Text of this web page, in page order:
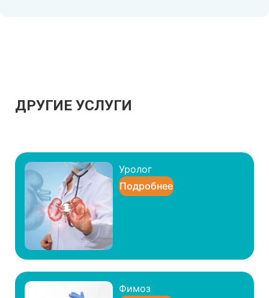
ДРУГИЕ УСЛУГИ
Уролог
Подробнее
Фимоз